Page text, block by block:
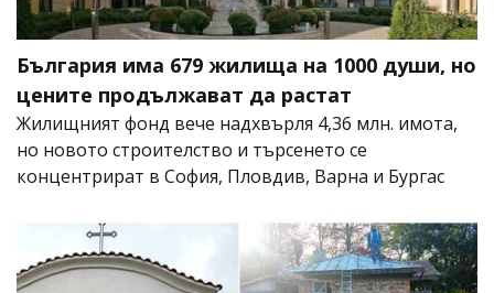
България има 679 жилища на 1000 души, но
цените продължават да растат
Жилищният фонд вече надхвърля 4,36 млн. имота,
но новото строителство и търсенето се
концентрират в София, Пловдив, Варна и Бургас